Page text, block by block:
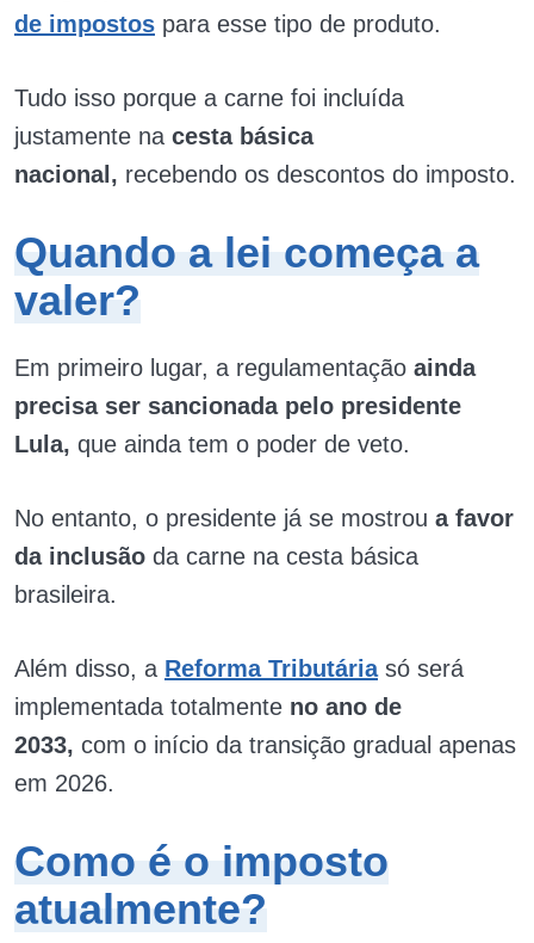
de impostos para esse tipo de produto.
Tudo isso porque a carne foi incluída
justamente na cesta básica
nacional, recebendo os descontos do imposto.
Quando a lei começa a
valer?
Em primeiro lugar, a regulamentação ainda
precisa ser sancionada pelo presidente
Lula, que ainda tem o poder de veto.
No entanto, o presidente já se mostrou a favor
da inclusão da carne na cesta básica
brasileira.
Além disso, a Reforma Tributáriasó será
implementada totalmente no ano de
2033, com o início da transição gradual apenas
em 2026.
Como é o imposto
atualmente?